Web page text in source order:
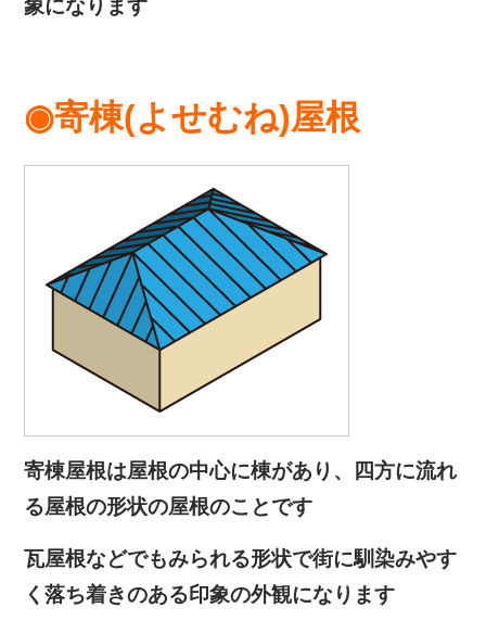
象になります
◉寄棟(よせむね)屋根
寄棟屋根は屋根の中心に棟があり、四方に流れ
る屋根の形状の屋根のことです
瓦屋根などでもみられる形状で街に馴染みやす
く落ち着きのある印象の外観になります